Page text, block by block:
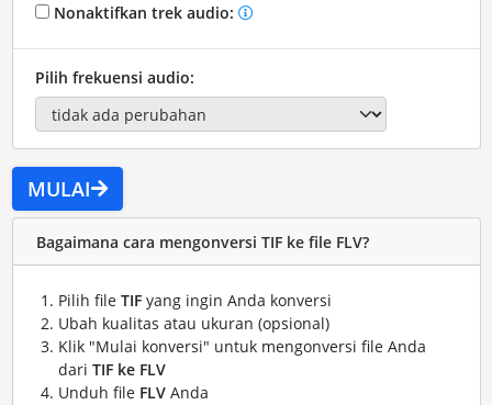
Nonaktifkan trek audio:
Pilih frekuensi audio:
MULAI
Bagaimana cara mengonversi TIF ke file FLV?
Pilih file TIFyang ingin Anda konversi
Ubah kualitas atau ukuran (opsional)
Klik "Mulai konversi" untuk mengonversi file Anda
dari TIF ke FLV
Unduh file FLVAnda